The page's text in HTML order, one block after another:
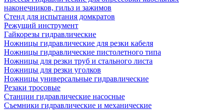
наконечников, гильз и зажимов
Стенд для испытания домкратов
Режущий инструмент
Гайкорезы гидравлические
Ножницы гидравлические для резки кабеля
Ножницы гидравлические пистолетного типа
Ножницы для резки труб и стального листа
Ножницы для резки уголков
Ножницы универсальные гидравлические
Резаки тросовые
Станции гидравлические насосные
Съемники гидравлические и механические